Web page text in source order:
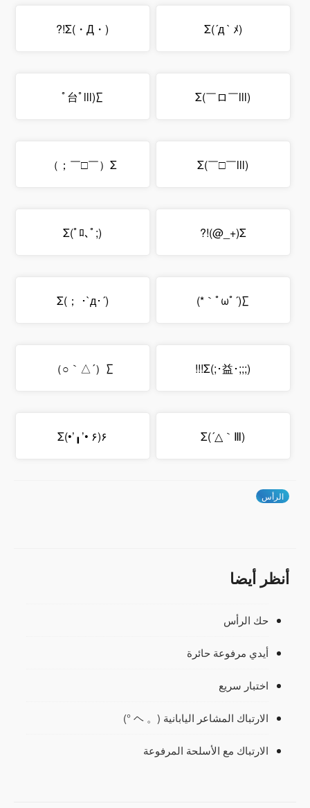
Σ(´д ` ﾒ)
Σ(・Д・)!?
Σ(￣ロ￣lll)
∑(ﾟ台ﾟlll
Σ(￣□￣lll)
Σ（￣□￣；）
Σ(+_@)!?
Σ(ﾟﾛ､ﾟ;)
∑(´ﾟωﾟ｀*)
Σ(； ･`д･´)
Σ(;･益･;;;)!!!
∑（´△｀○）
Σ(´△｀Ⅲ) Σ(•’╻’• ۶)۶
الرأس
أنظر أيضا
حك الرأس
أيدي مرفوعة حائرة
اختبار سريع
الارتباك المشاعر اليابانية (。 ヘ °)
الارتباك مع الأسلحة المرفوعة